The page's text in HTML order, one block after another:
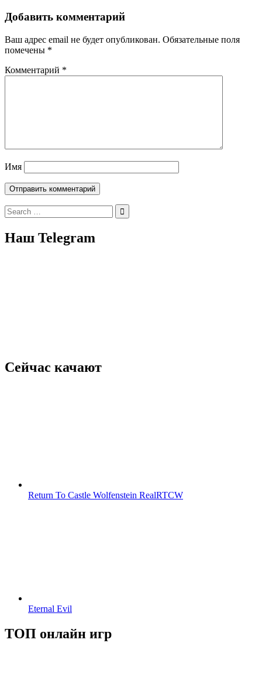
Добавить комментарий
Ваш адрес email не будет опубликован. Обязательные поля
помечены *
Комментарий *
Имя
Search
for:
Наш Telegram
Сейчас качают
Return To Castle Wolfenstein RealRTCW
Eternal Evil
ТОП онлайн игр